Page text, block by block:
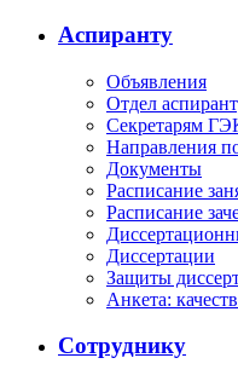
Аспиранту
Объявления
Отдел
Секретарям
Направления
Документы
Расписание
Расписание
Диссертации
Защиты
Анкета:
Сотруднику